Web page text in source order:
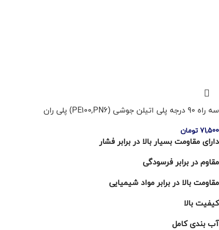
سه راه 90 درجه پلی اتیلن جوشی (PE100,PN6) پلی ران
71,500 تومان
دارای مقاومت بسیار بالا در برابر فشار
مقاوم در برابر فرسودگی
مقاومت بالا در برابر مواد شیمیایی
کیفیت بالا
آب بندی کامل